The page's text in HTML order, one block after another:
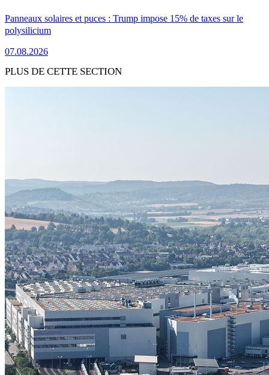
Panneaux solaires et puces : Trump impose 15% de taxes sur le
polysilicium
07.08.2026
PLUS DE CETTE SECTION